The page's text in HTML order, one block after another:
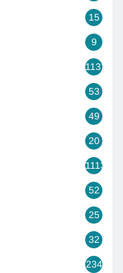
15
9
1131
53
49
20
1113
52
25
32
234